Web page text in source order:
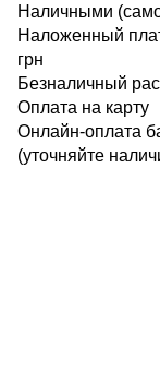
Наличными
Наложенный
грн
Безналичный
Оплата на карту
Онлайн-оплата
(уточняйте